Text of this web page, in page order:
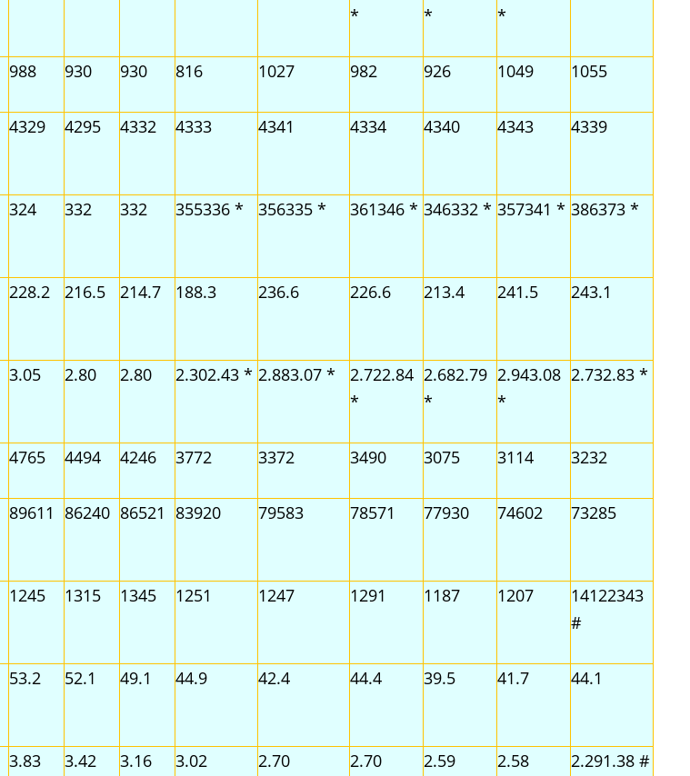
*
*
*
988 930 930 816 1027 982 926 1049 1055
4329 4295 4332 4333 4341 4334 4340 4343 4339
324 332 332 355336 * 356335 * 361346 * 346332 * 357341 * 386373 *
228.2 216.5 214.7 188.3 236.6 226.6 213.4 241.5 243.1
3.05 2.80 2.80 2.302.43 * 2.883.07 *
2.722.84
*
2.682.79
*
2.943.08
*
2.732.83 *
4765 4494 4246 3772 3372 3490 3075 3114 3232
89611 86240 86521 83920 79583 78571 77930 74602 73285
1245 1315 1345 1251 1247 1291 1187 1207
14122343
#
53.2 52.1 49.1 44.9 42.4 44.4 39.5 41.7 44.1
3.83 3.42 3.16 3.02 2.70 2.70 2.59 2.58 2.291.38 #